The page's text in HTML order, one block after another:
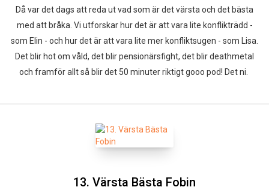
Då var det dags att reda ut vad som är det värsta och det bästa
med att bråka. Vi utforskar hur det är att vara lite konflikträdd -
som Elin - och hur det är att vara lite mer konfliktsugen - som Lisa.
Det blir hot om våld, det blir pensionärsfight, det blir deathmetal
och framför allt så blir det 50 minuter riktigt gooo pod! Det ni.
13. Värsta Bästa Fobin